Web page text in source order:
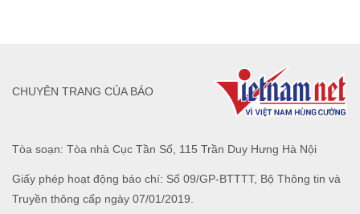
Tòa soạn: Tòa nhà Cục Tần Số, 115 Trần Duy Hưng Hà Nội
Giấy phép hoạt động báo chí: Số 09/GP-BTTTT, Bộ Thông tin và
Truyền thông cấp ngày 07/01/2019.
CHUYÊN TRANG CỦA BÁO